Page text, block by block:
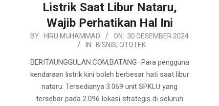
Listrik Saat Libur Nataru,
Wajib Perhatikan Hal Ini
2024-
30
BY: HIRU MUHAMMAD ON: 30 DESEMBER 2024
IN: BISNIS, OTOTEK
BERITAUNGGULAN.COM,BATANG–Para pengguna
kendaraan listrik kini boleh berbesar hati saat libur
nataru. Tersedianya 3.069 unit SPKLU yang
tersebar pada 2.096 lokasi strategis di seluruh